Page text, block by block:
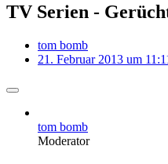
TV Serien -
tom bomb
21. Februar 2013 um
tom bomb
Moderator